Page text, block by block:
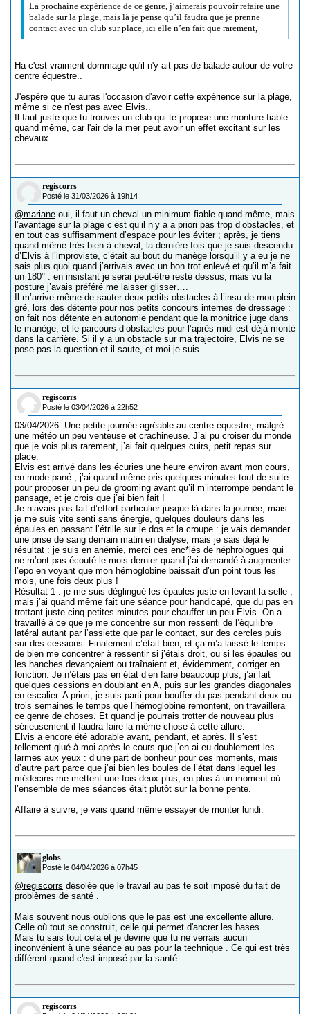
La prochaine expérience de ce genre, j’aimerais pouvoir refaire une
balade sur la plage, mais là je pense qu’il faudra que je prenne
contact avec un club sur place, ici elle n’en fait que rarement,
Ha c'est vraiment dommage qu'il n'y ait pas de balade autour de votre
centre équestre..
J'espère que tu auras l'occasion d'avoir cette expérience sur la plage,
même si ce n'est pas avec Elvis..
Il faut juste que tu trouves un club qui te propose une monture fiable
quand même, car l'air de la mer peut avoir un effet excitant sur les
chevaux..
regiscorrs
Posté le 31/03/2026 à 19h14
@mariane oui, il faut un cheval un minimum fiable quand même, mais
l’avantage sur la plage c’est qu’il n’y a a priori pas trop d’obstacles, et
en tout cas suffisamment d’espace pour les éviter ; après, je tiens
quand même très bien à cheval, la dernière fois que je suis descendu
d’Elvis à l’improviste, c’était au bout du manège lorsqu’il y a eu je ne
sais plus quoi quand j’arrivais avec un bon trot enlevé et qu’il m’a fait
un 180° : en insistant je serai peut-être resté dessus, mais vu la
posture j’avais préféré me laisser glisser….
Il m’arrive même de sauter deux petits obstacles à l’insu de mon plein
gré, lors des détente pour nos petits concours internes de dressage :
on fait nos détente en autonomie pendant que la monitrice juge dans
le manège, et le parcours d’obstacles pour l’après-midi est déjà monté
dans la carrière. Si il y a un obstacle sur ma trajectoire, Elvis ne se
pose pas la question et il saute, et moi je suis…
regiscorrs
Posté le 03/04/2026 à 22h52
03/04/2026. Une petite journée agréable au centre équestre, malgré
une météo un peu venteuse et crachineuse. J’ai pu croiser du monde
que je vois plus rarement, j’ai fait quelques cuirs, petit repas sur
place.
Elvis est arrivé dans les écuries une heure environ avant mon cours,
en mode pané ; j’ai quand même pris quelques minutes tout de suite
pour proposer un peu de grooming avant qu’il m’interrompe pendant le
pansage, et je crois que j’ai bien fait !
Je n’avais pas fait d’effort particulier jusque-là dans la journée, mais
je me suis vite senti sans énergie, quelques douleurs dans les
épaules en passant l’étrille sur le dos et la croupe : je vais demander
une prise de sang demain matin en dialyse, mais je sais déjà le
résultat : je suis en anémie, merci ces enc*lés de néphrologues qui
ne m’ont pas écouté le mois dernier quand j’ai demandé à augmenter
l’epo en voyant que mon hémoglobine baissait d’un point tous les
mois, une fois deux plus !
Résultat 1 : je me suis déglingué les épaules juste en levant la selle ;
mais j’ai quand même fait une séance pour handicapé, que du pas en
trottant juste cinq petites minutes pour chauffer un peu Elvis. On a
travaillé à ce que je me concentre sur mon ressenti de l’équilibre
latéral autant par l’assiette que par le contact, sur des cercles puis
sur des cessions. Finalement c’était bien, et ça m’a laissé le temps
de bien me concentrer à ressentir si j’étais droit, ou si les épaules ou
les hanches devançaient ou traînaient et, évidemment, corriger en
fonction. Je n’étais pas en état d’en faire beaucoup plus, j’ai fait
quelques cessions en doublant en A, puis sur les grandes diagonales
en escalier. A priori, je suis parti pour bouffer du pas pendant deux ou
trois semaines le temps que l’hémoglobine remontent, on travaillera
ce genre de choses. Et quand je pourrais trotter de nouveau plus
sérieusement il faudra faire la même chose à cette allure.
Elvis a encore été adorable avant, pendant, et après. Il s’est
tellement glué à moi après le cours que j’en ai eu doublement les
larmes aux yeux : d’une part de bonheur pour ces moments, mais
d’autre part parce que j’ai bien les boules de l’état dans lequel les
médecins me mettent une fois deux plus, en plus à un moment où
l’ensemble de mes séances était plutôt sur la bonne pente.
Affaire à suivre, je vais quand même essayer de monter lundi.
globs
Posté le 04/04/2026 à 07h45
@regiscorrs désolée que le travail au pas te soit imposé du fait de
problèmes de santé .
Mais souvent nous oublions que le pas est une excellente allure.
Celle où tout se construit, celle qui permet d'ancrer les bases.
Mais tu sais tout cela et je devine que tu ne verrais aucun
inconvénient à une séance au pas pour la technique . Ce qui est très
différent quand c'est imposé par la santé.
regiscorrs